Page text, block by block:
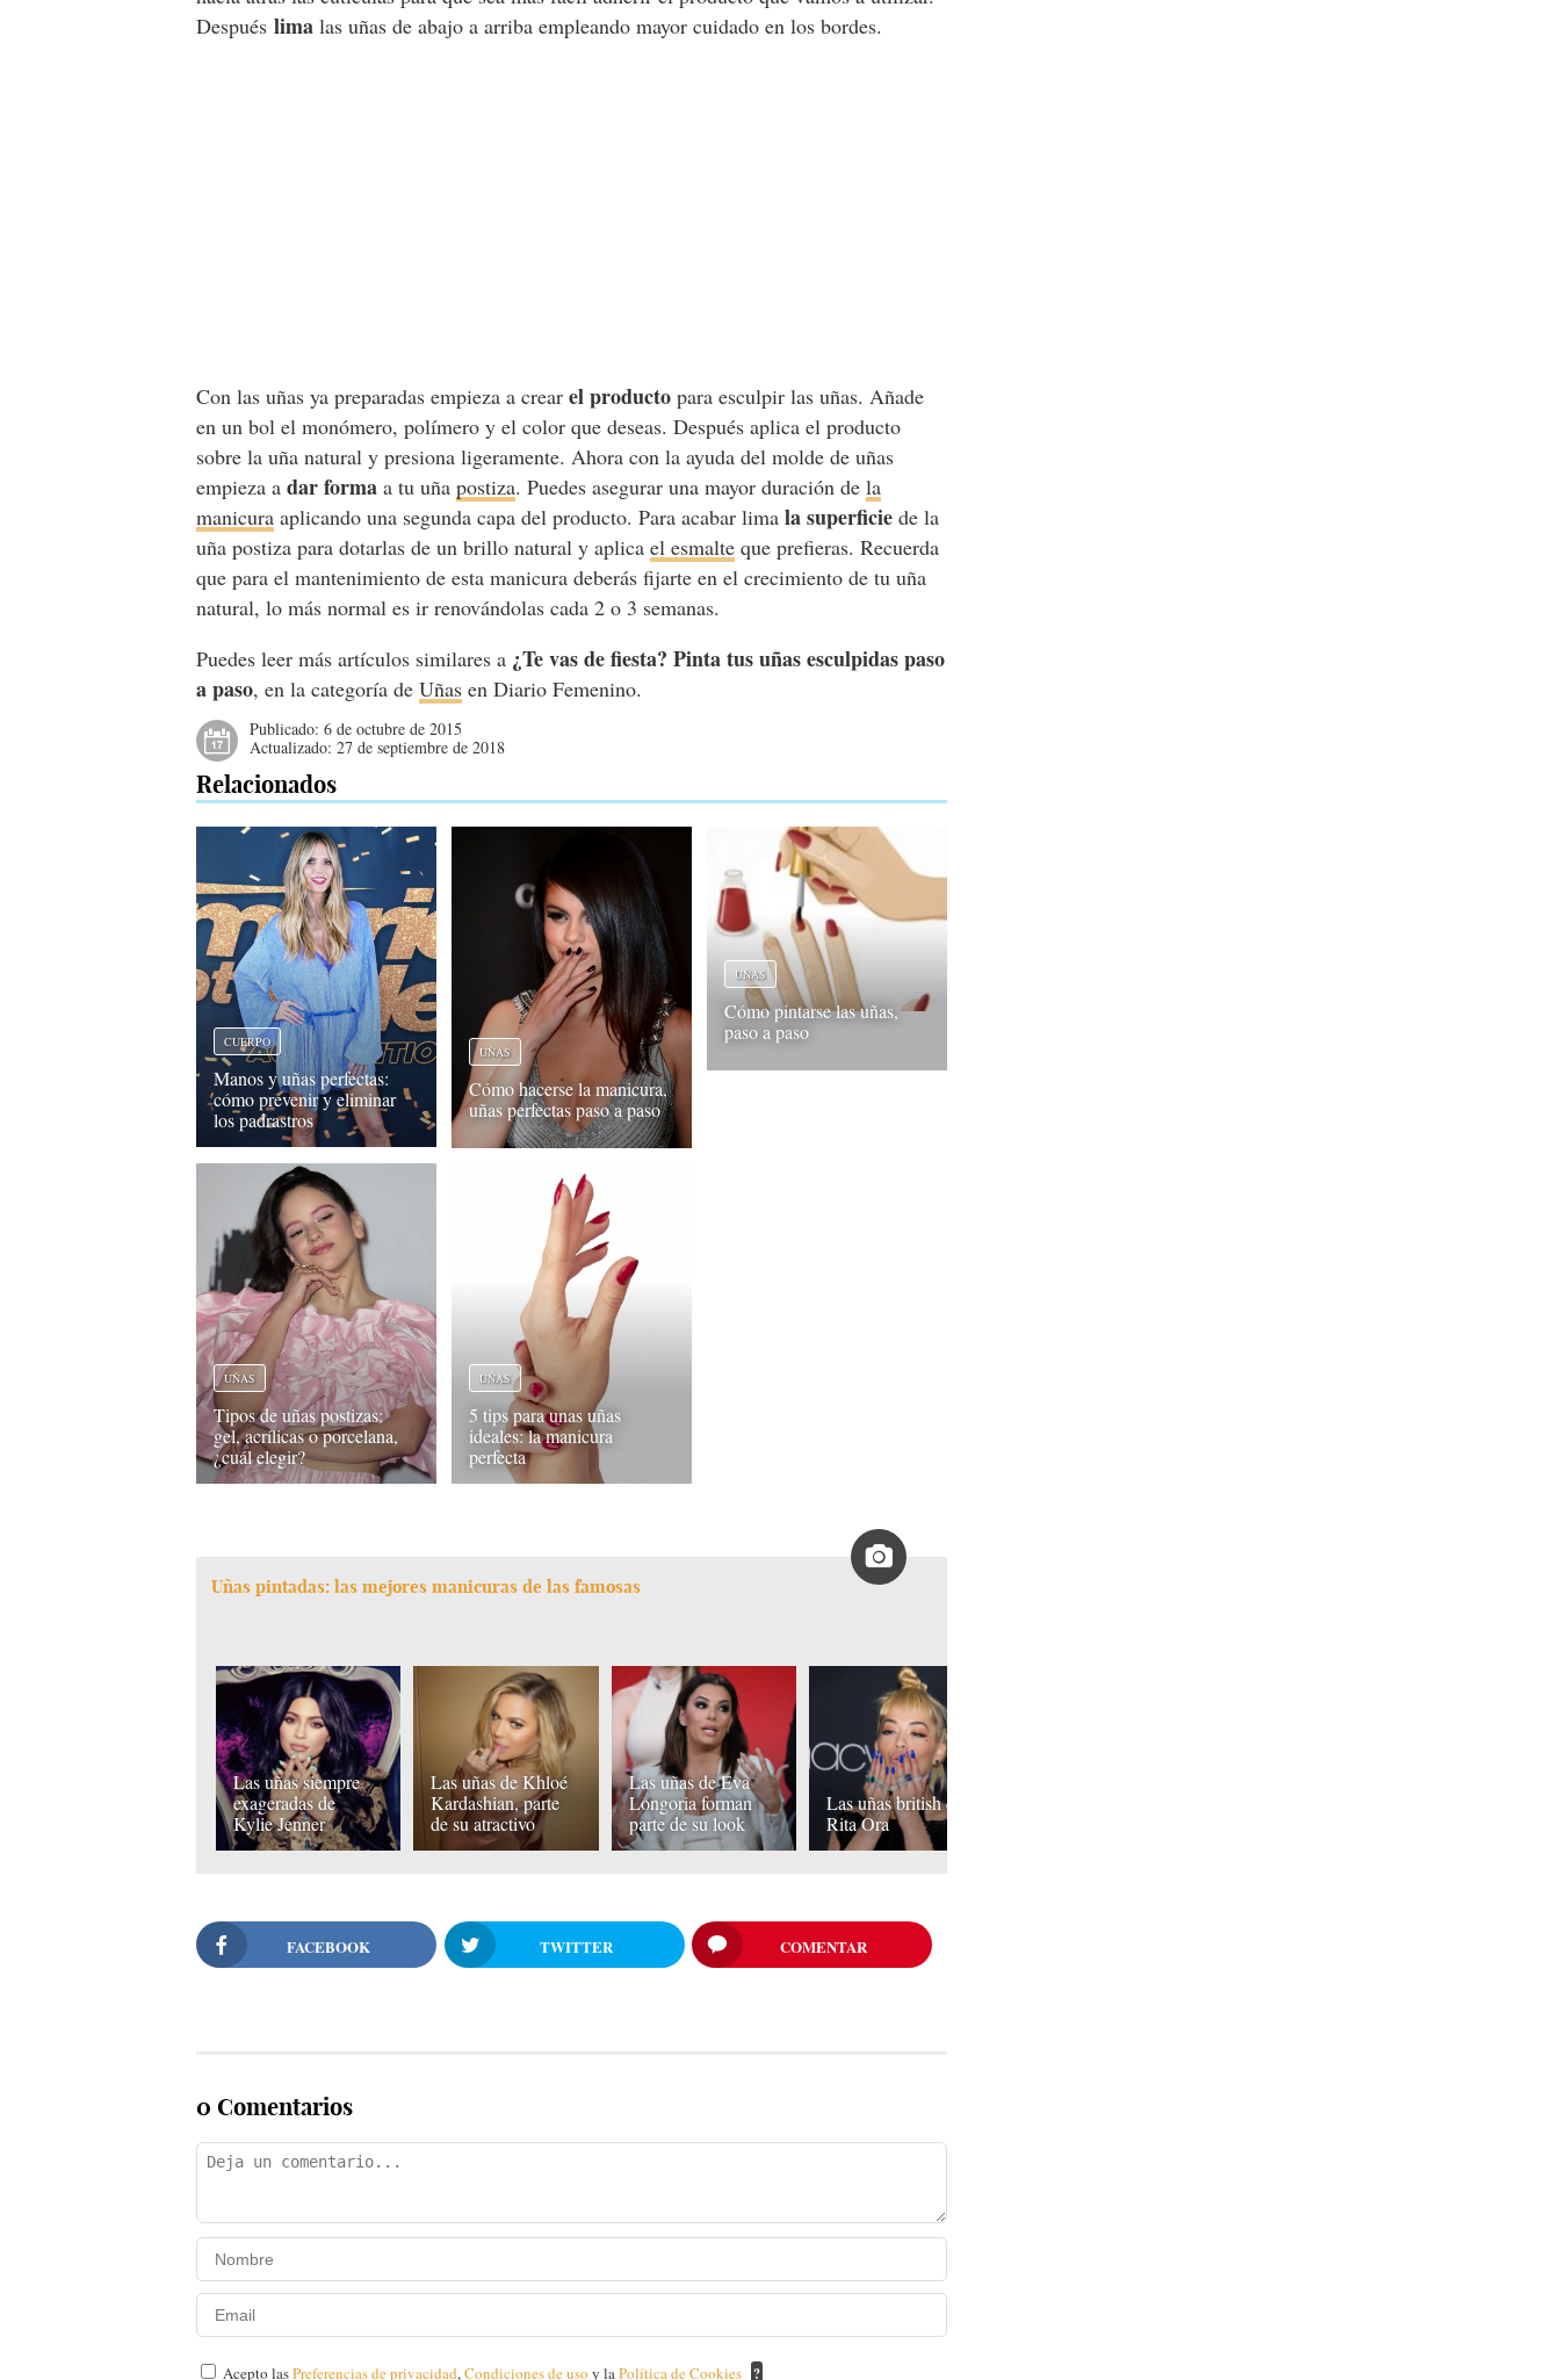
Después lima las uñas de abajo a arriba empleando mayor cuidado en los bordes.
Con las uñas ya preparadas empieza a crearel producto para esculpir las uñas. Añade
en un bol el monómero, polímero y el color que deseas. Después aplica el producto
sobre la uña natural y presiona ligeramente. Ahora con la ayuda del molde de uñas
empieza a dar forma a tu uñapostiza. Puedes asegurar una mayor duración dela
manicura aplicando una segunda capa del producto. Para acabar limala superficie de la
uña postiza para dotarlas de un brillo natural y aplicael esmalte que prefieras. Recuerda
que para el mantenimiento de esta manicura deberás fijarte en el crecimiento de tu uña
natural, lo más normal es ir renovándolas cada 2 o 3 semanas.
Puedes leer más artículos similares a ¿Te vas de fiesta? Pinta tus uñas esculpidas paso
a paso, en la categoría deUñas en Diario Femenino.
Publicado:6 de octubre de 2015
Actualizado:27 de septiembre de 2018
Relacionados
CUERPO
Manos y uñas perfectas:
cómo prevenir y eliminar
los padrastros
UÑAS
Cómo hacerse la manicura,
uñas perfectas paso a paso
UÑAS
Cómo pintarse las uñas,
paso a paso
UÑAS
Tipos de uñas postizas:
gel, acrílicas o porcelana,
¿cuál elegir?
UÑAS
5 tips para unas uñas
ideales: la manicura
perfecta
Uñas pintadas: las mejores manicuras de las famosas
Las uñas siempre
exageradas de
Kylie Jenner
Las uñas de Khloé
Kardashian, parte
de su atractivo
Las uñas de Eva
Longoria forman
parte de su look
Las uñas british de
Rita Ora
FACEBOOK TWITTER COMENTAR
0 Comentarios
Acepto lasPreferencias de privacidad,Condiciones de usoy laPolítica de Cookies ?